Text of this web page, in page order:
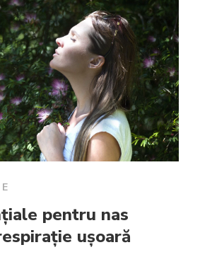
pentru nas
ușoară